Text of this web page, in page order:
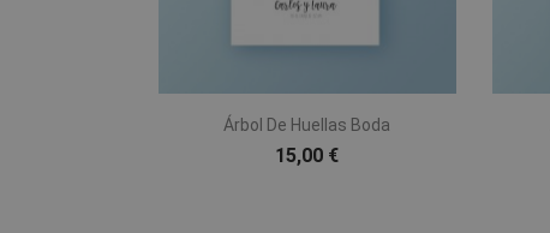
Vista rápida
Árbol De Huellas Boda
15,00 €